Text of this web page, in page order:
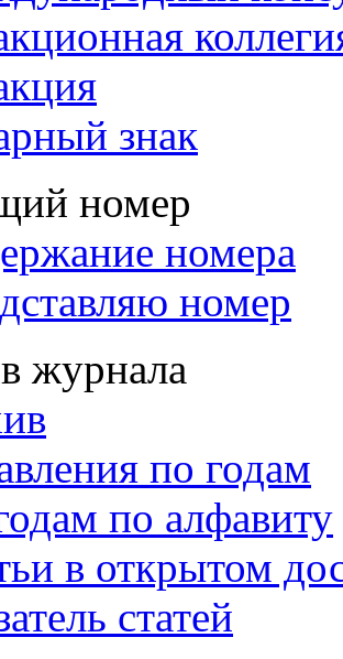
знак
номер
номера
номер
журнала
по годам
по алфавиту
в открытом
статей